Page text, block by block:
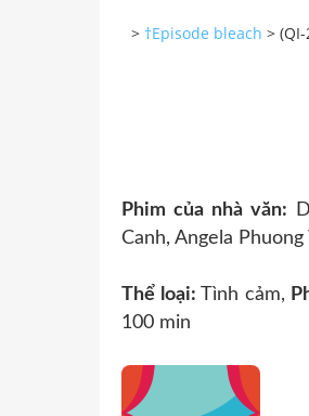
> †Episode bleach >
Phim của nhà văn:
Canh, Angela Phuong
Thể loại: Tình cảm,
100 min